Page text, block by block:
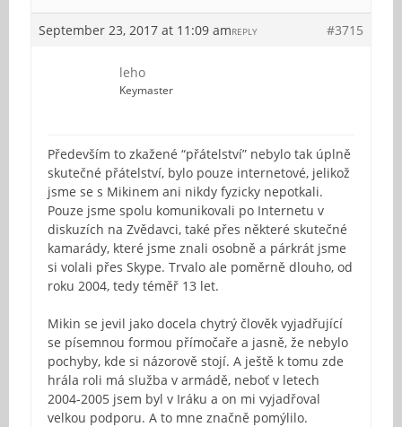
September 23, 2017 at 11:09 am #3715
REPLY
leho
Keymaster
Především to zkažené “přátelství” nebylo tak úplně
skutečné přátelství, bylo pouze internetové, jelikož
jsme se s Mikinem ani nikdy fyzicky nepotkali.
Pouze jsme spolu komunikovali po Internetu v
diskuzích na Zvědavci, také přes některé skutečné
kamarády, které jsme znali osobně a párkrát jsme
si volali přes Skype. Trvalo ale poměrně dlouho, od
roku 2004, tedy téměř 13 let.
Mikin se jevil jako docela chytrý člověk vyjadřující
se písemnou formou přímočaře a jasně, že nebylo
pochyby, kde si názorově stojí. A ještě k tomu zde
hrála roli má služba v armádě, neboť v letech
2004-2005 jsem byl v Iráku a on mi vyjadřoval
velkou podporu. A to mne značně pomýlilo.